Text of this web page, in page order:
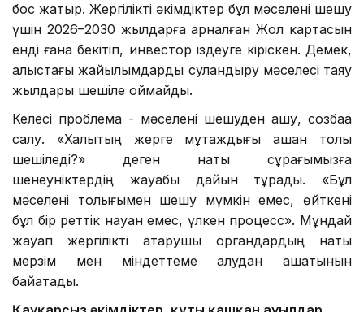
бос жатыр. Жергілікті әкімдіктер бұл мәселені шешу
үшін 2026–2030 жылдарға арналған Жол картасын
енді ғана бекітіп, инвестор іздеуге кіріскен. Демек,
алыстағы жайылымдарды суландыру мәселесі таяу
жылдары шешіле қоймайды.
Келесі проблема - мәселені шешуден қашу, созбаққа
салу. «Халықтың жерге мұқтаждығы қашан толық
шешіледі?» деген нақты сұрағымызға
шенеуніктердің жауабы дайын тұрады. «Бұл
мәселені толығымен шешу мүмкін емес, өйткені
бұл бір реттік науқан емес, үлкен процесс». Мұндай
жауап жергілікті атқарушы органдардың нақты
мерзім мен міндеттеме алудан қашатынын
байқатады.